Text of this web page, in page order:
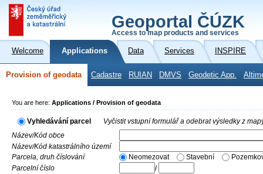
Geoportal ČÚZK
Access to map products and services
Welcome Applications Data Services INSPIRE
Provision of geodata Cadastre RUIAN DMVS Geodetic App.
You are here: Applications / Provision of geodata
Vyhledávání parcel
Vyčistit vstupní formulář a odebrat výsledky z
Název/Kód obce
Název/Kód katastrálního území
Parcela, druh číslování
Neomezovat Stavební
Parcelní číslo
/